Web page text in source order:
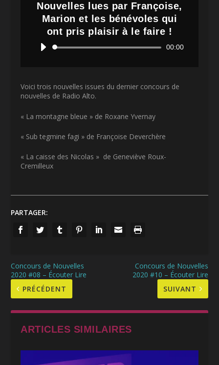
Nouvelles lues par Françoise,
Marion et les bénévoles qui
ont pris plaisir à le faire !
Lecteur
00:00
Voici trois nouvelles issues du dernier concours de
nouvelles de Radio Alto.
« La montagne bleue » de Roxane Yvernay
« Sub tegmine fagi » de Françoise Deverchère
« La caisse des Nicolas » de Geneviève Roux-
Cremilleux
PARTAGER:
Concours de Nouvelles
2020 #08 – Écouter Lire
PRÉCÉDENT
Concours de Nouvelles
2020 #10 – Écouter Lire
SUIVANT
ARTICLES SIMILAIRES